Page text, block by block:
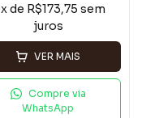
x de R$173,75 sem
juros
VER MAIS
Compre via
WhatsApp